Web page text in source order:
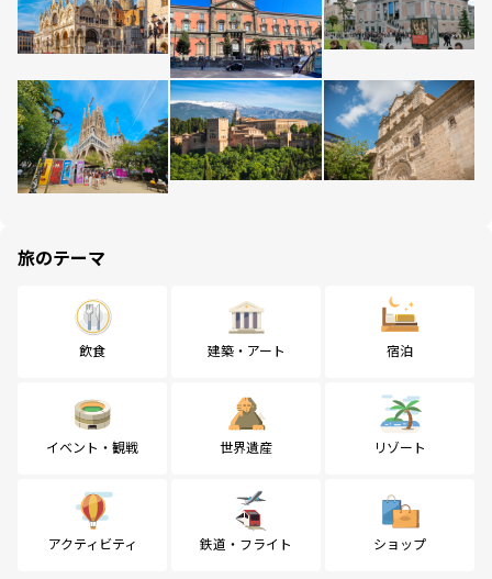
旅のテーマ
飲食 建築・アート 宿泊
イベント・観戦 世界遺産 リゾート
アクティビティ 鉄道・フライト ショップ